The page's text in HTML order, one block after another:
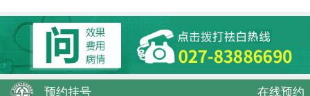
预约挂号 在线预约